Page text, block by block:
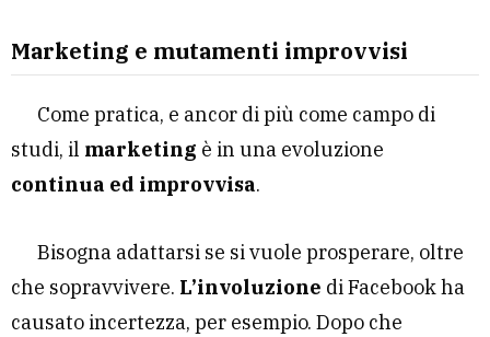
Marketing e mutamenti improvvisi
Come pratica, e ancor di più come campo di
studi, il marketing è in una evoluzione
continua ed improvvisa.
Bisogna adattarsi se si vuole prosperare, oltre
che sopravvivere. L’involuzione di Facebook ha
causato incertezza, per esempio. Dopo che